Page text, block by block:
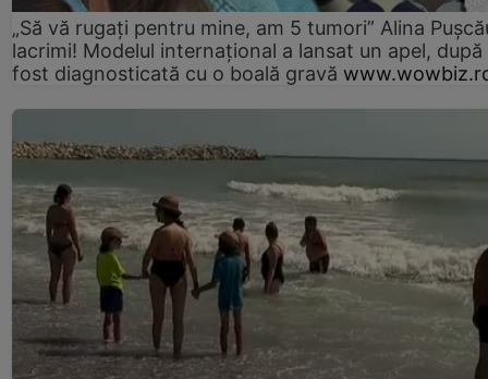
„Să vă rugați pentru mine, am 5 tumori” Alina
lacrimi! Modelul internațional a lansat un apel, după
fost diagnosticată cu o boală gravă